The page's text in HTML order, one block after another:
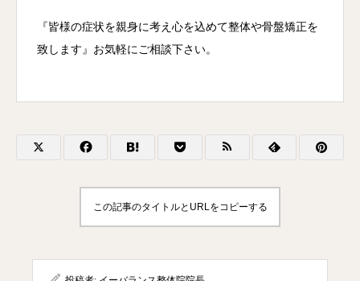
『皆様の症状を親身に考え心を込めて整体や骨盤矯正を
致します』お気軽にご相談下さい。
この記事のタイトルとURLをコピーする